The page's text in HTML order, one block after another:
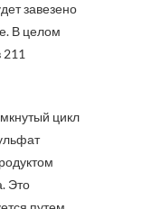
завезено
В целом
211
цикл
Это